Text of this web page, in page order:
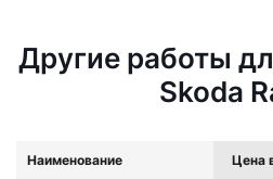
Другие работы
Skoda
Наименование Цена